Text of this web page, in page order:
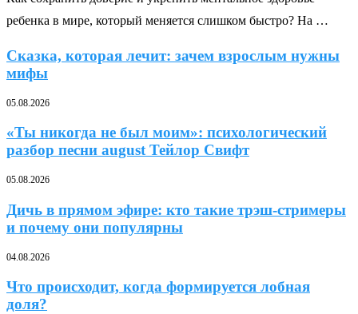
ребенка в мире, который меняется слишком быстро? На …
Сказка, которая лечит: зачем взрослым нужны
мифы
05.08.2026
«Ты никогда не был моим»: психологический
разбор песни august Тейлор Свифт
05.08.2026
Дичь в прямом эфире: кто такие трэш-стримеры
и почему они популярны
04.08.2026
Что происходит, когда формируется лобная
доля?